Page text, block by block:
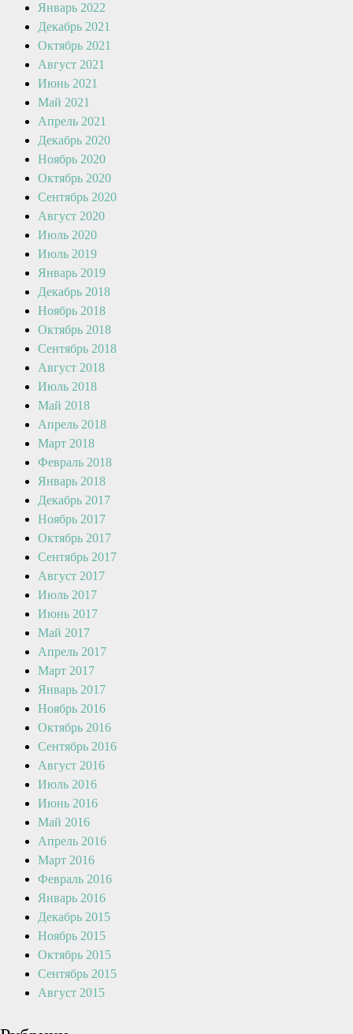
Январь 2022
Декабрь 2021
Октябрь 2021
Август 2021
Июнь 2021
Май 2021
Апрель 2021
Декабрь 2020
Ноябрь 2020
Октябрь 2020
Сентябрь 2020
Август 2020
Июль 2020
Июль 2019
Январь 2019
Декабрь 2018
Ноябрь 2018
Октябрь 2018
Сентябрь 2018
Август 2018
Июль 2018
Май 2018
Апрель 2018
Март 2018
Февраль 2018
Январь 2018
Декабрь 2017
Ноябрь 2017
Октябрь 2017
Сентябрь 2017
Август 2017
Июль 2017
Июнь 2017
Май 2017
Апрель 2017
Март 2017
Январь 2017
Ноябрь 2016
Октябрь 2016
Сентябрь 2016
Август 2016
Июль 2016
Июнь 2016
Май 2016
Апрель 2016
Март 2016
Февраль 2016
Январь 2016
Декабрь 2015
Ноябрь 2015
Октябрь 2015
Сентябрь 2015
Август 2015